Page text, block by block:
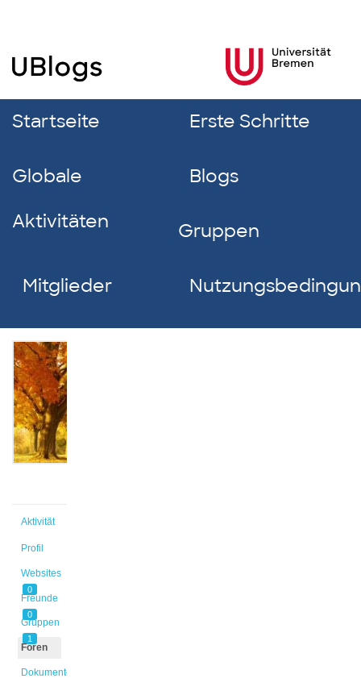
Startseite Erste Schritte
Globale
Aktivitäten
Blogs
Gruppen
Mitglieder
Aktivität
Profil
Websites
0
Freunde
0
Gruppen
1
Foren
Dokumente